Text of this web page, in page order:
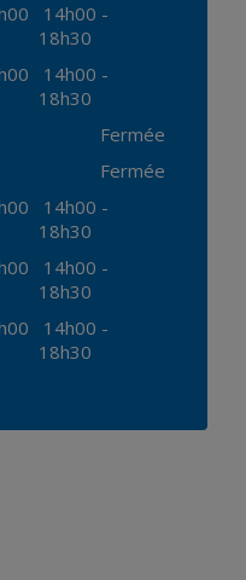
14h00 -
18h30
14h00 -
18h30
Fermée
Fermée
14h00 -
18h30
14h00 -
18h30
14h00 -
18h30